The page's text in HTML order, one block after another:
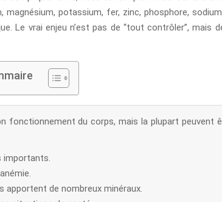
potassium, fer, zinc, phosphore,
Le vrai enjeu n’est pas de “tout contrôler”, mais
fonctionnement du corps, mais la plupart peuvent
importants.
de nombreux minéraux.